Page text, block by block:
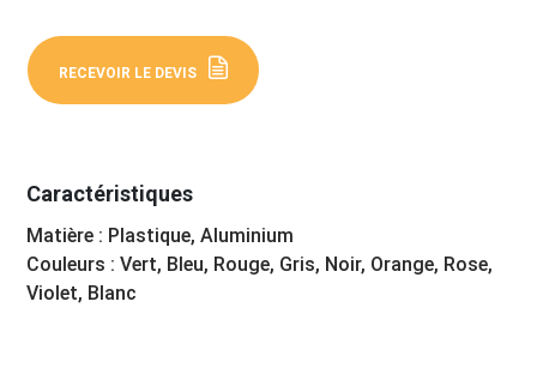
RECEVOIR LE DEVIS
Caractéristiques
Matière : Plastique, Aluminium
Couleurs : Vert, Bleu, Rouge, Gris, Noir, Orange, Rose,
Violet, Blanc